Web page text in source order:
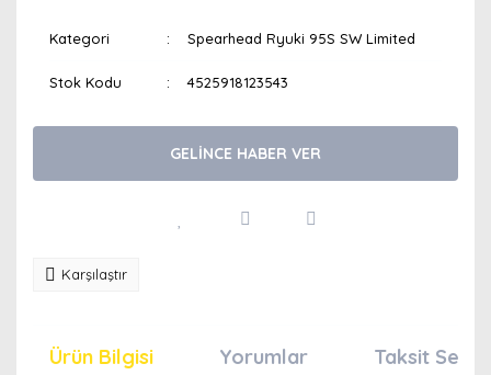
Kategori Spearhead Ryuki 95S SW Limited
Stok Kodu 4525918123543
GELİNCE HABER VER
Karşılaştır
Ürün Bilgisi Yorumlar Taksit